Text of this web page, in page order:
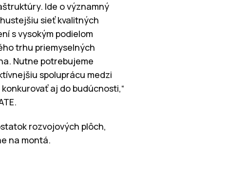
Ide o významný
sieť kvalitných
s vysokým podielom
trhu priemyselných
Nutne potrebujeme
spoluprácu medzi
aj do budúcnosti,“
rozvojových plôch,
na montá.